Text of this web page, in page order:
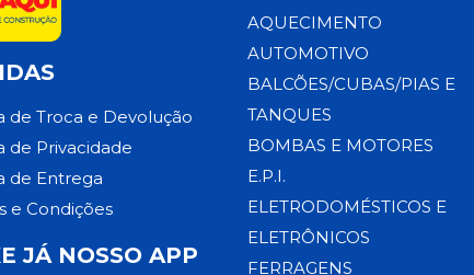
de Troca e Devolução
de Privacidade
de Entrega
e Condições
JÁ NOSSO APP
AQUECIMENTO
AUTOMOTIVO
BALCÕES/CUBAS/PIAS E
TANQUES
BOMBAS E MOTORES
E.P.I.
ELETRODOMÉSTICOS E
ELETRÔNICOS
FERRAGENS